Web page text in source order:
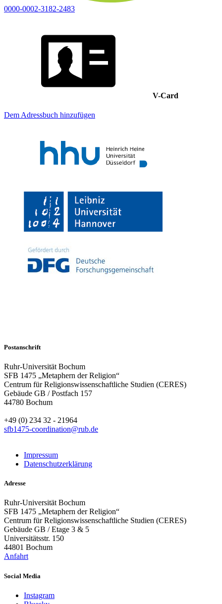
0000-0002-3182-2483
V-Card
Dem Adressbuch hinzufügen
Postanschrift
Ruhr-Universität Bochum
SFB 1475 „Metaphern der Religion“
Centrum für Religionswissenschaftliche Studien (CERES)
Gebäude GB / Postfach 157
44780 Bochum
+49 (0) 234 32 - 21964
sfb1475-coordination@rub.de
Impressum
Datenschutzerklärung
Adresse
Ruhr-Universität Bochum
SFB 1475 „Metaphern der Religion“
Centrum für Religionswissenschaftliche Studien (CERES)
Gebäude GB / Etage 3 & 5
Universitätsstr. 150
44801 Bochum
Anfahrt
Social Media
Instagram